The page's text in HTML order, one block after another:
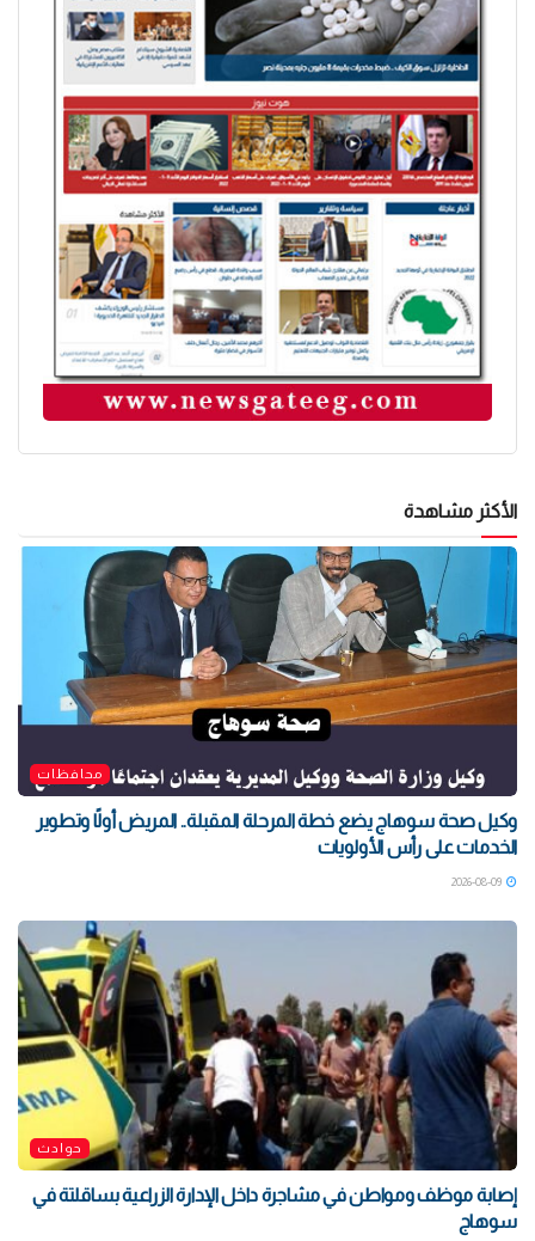
الأكثر مشاهدة
محافظات
وكيل صحة سوهاج يضع خطة المرحلة المقبلة.. المريض أولًا وتطوير
الخدمات على رأس الأولويات
حوادث
إصابة موظف ومواطن في مشاجرة داخل الإدارة الزراعية بساقلتة في
سوهاج